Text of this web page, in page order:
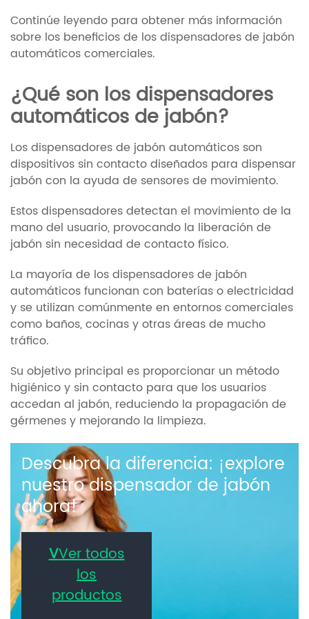
Continúe leyendo para obtener más información
sobre los beneficios de los dispensadores de jabón
automáticos comerciales.
¿Qué son los dispensadores
automáticos de jabón?
Los dispensadores de jabón automáticos son
dispositivos sin contacto diseñados para dispensar
jabón con la ayuda de sensores de movimiento.
Estos dispensadores detectan el movimiento de la
mano del usuario, provocando la liberación de
jabón sin necesidad de contacto físico.
La mayoría de los dispensadores de jabón
automáticos funcionan con baterías o electricidad
y se utilizan comúnmente en entornos comerciales
como baños, cocinas y otras áreas de mucho
tráfico.
Su objetivo principal es proporcionar un método
higiénico y sin contacto para que los usuarios
accedan al jabón, reduciendo la propagación de
gérmenes y mejorando la limpieza.
Descubra la diferencia: ¡explore
nuestro dispensador de jabón
ahora!
VVer todos
los
productos